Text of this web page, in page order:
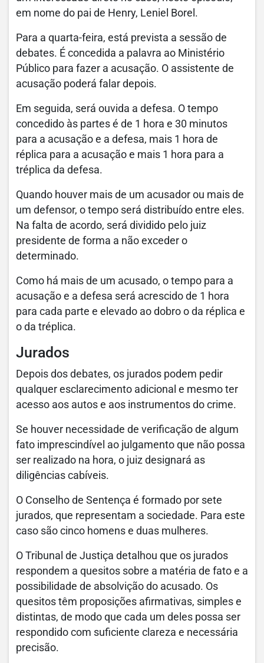
em nome do pai de Henry, Leniel Borel.
Para a quarta-feira, está prevista a sessão de
debates. É concedida a palavra ao Ministério
Público para fazer a acusação. O assistente de
acusação poderá falar depois.
Em seguida, será ouvida a defesa. O tempo
concedido às partes é de 1 hora e 30 minutos
para a acusação e a defesa, mais 1 hora de
réplica para a acusação e mais 1 hora para a
tréplica da defesa.
Quando houver mais de um acusador ou mais de
um defensor, o tempo será distribuído entre eles.
Na falta de acordo, será dividido pelo juiz
presidente de forma a não exceder o
determinado.
Como há mais de um acusado, o tempo para a
acusação e a defesa será acrescido de 1 hora
para cada parte e elevado ao dobro o da réplica e
o da tréplica.
Jurados
Depois dos debates, os jurados podem pedir
qualquer esclarecimento adicional e mesmo ter
acesso aos autos e aos instrumentos do crime.
Se houver necessidade de verificação de algum
fato imprescindível ao julgamento que não possa
ser realizado na hora, o juiz designará as
diligências cabíveis.
O Conselho de Sentença é formado por sete
jurados, que representam a sociedade. Para este
caso são cinco homens e duas mulheres.
O Tribunal de Justiça detalhou que os jurados
respondem a quesitos sobre a matéria de fato e a
possibilidade de absolvição do acusado. Os
quesitos têm proposições afirmativas, simples e
distintas, de modo que cada um deles possa ser
respondido com suficiente clareza e necessária
precisão.